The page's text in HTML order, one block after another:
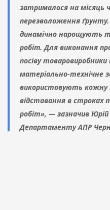
затрималося на місяць
перезволоження ґрунту.
динамічно нарощують
робіт. Для виконання
посіву
матеріально-технічне
використовують кожну
відставання в строках
робіт», — зазначив
Департаменту АПР